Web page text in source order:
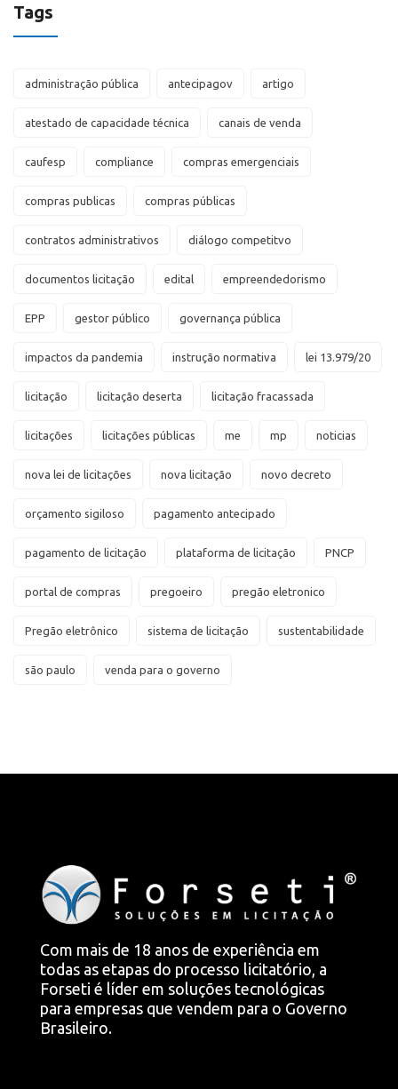
Tags
administração pública antecipagov artigo
atestado de capacidade técnica canais de venda
caufesp compliance compras emergenciais
compras publicas compras públicas
contratos administrativos diálogo competitvo
documentos licitação edital empreendedorismo
EPP gestor público governança pública
impactos da pandemia instrução normativa lei 13.979/20
licitação licitação deserta licitação fracassada
licitações licitações públicas me mp noticias
nova lei de licitações nova licitação novo decreto
orçamento sigiloso pagamento antecipado
pagamento de licitação plataforma de licitação PNCP
portal de compras pregoeiro pregão eletronico
Pregão eletrônico sistema de licitação sustentabilidade
são paulo venda para o governo
Com mais de 18 anos de experiência em
todas as etapas do processo licitatório, a
Forseti é líder em soluções tecnológicas
para empresas que vendem para o Governo
Brasileiro.